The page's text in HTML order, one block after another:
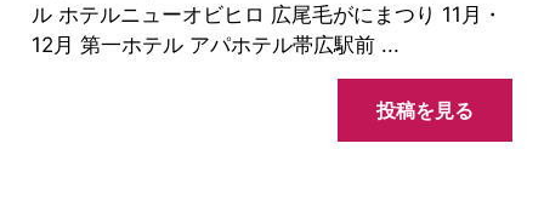
ル ホテルニューオビヒロ 広尾毛がにまつり 11月・
12月 第一ホテル アパホテル帯広駅前 ...
投稿を見る